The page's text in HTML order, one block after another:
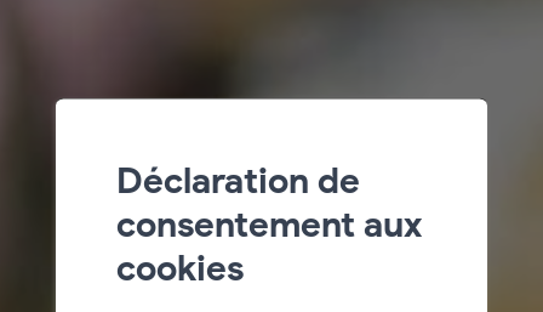
Déclaration de
consentement aux
cookies